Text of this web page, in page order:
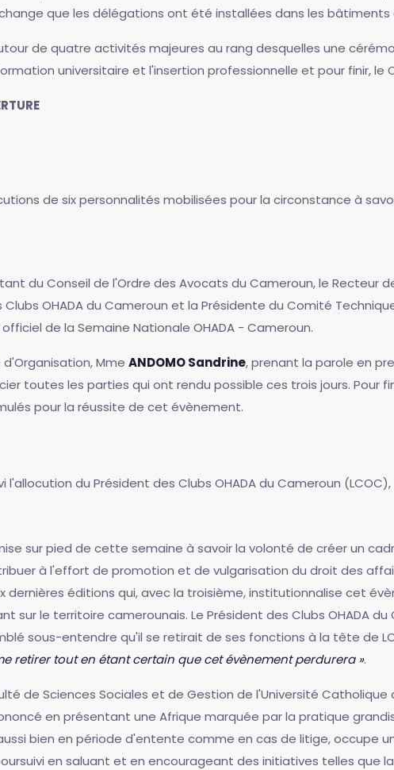
que les délégations ont été installées dans les bâtiments
de quatre activités majeures au rang desquelles une
universitaire et l'insertion professionnelle et pour finir, le
de six personnalités mobilisées pour la circonstance à
du Conseil de l'Ordre des Avocats du Cameroun, le Recteur
OHADA du Cameroun et la Présidente du Comité
de la Semaine Nationale OHADA - Cameroun.
Mme ANDOMO Sandrine, prenant la parole en
toutes les parties qui ont rendu possible ces trois jours. Pour
pour la réussite de cet évènement.
l'allocution du Président des Clubs OHADA du Cameroun (LCOC),
sur pied de cette semaine à savoir la volonté de créer un
à l'effort de promotion et de vulgarisation du droit des
dernières éditions qui, avec la troisième, institutionnalise cet
sur le territoire camerounais. Le Président des Clubs OHADA
sous-entendre qu'il se retirait de ses fonctions à la tête de
retirer tout en étant certain que cet évènement perdurera ».
de Sciences Sociales et de Gestion de l'Université Catholique
en présentant une Afrique marquée par la pratique
bien en période d'entente comme en cas de litige, occupe
en saluant et en encourageant des initiatives telles que